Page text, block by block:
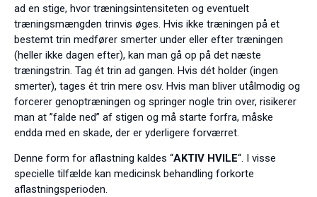
ad en stige, hvor træningsintensiteten og eventuelt
træningsmængden trinvis øges. Hvis ikke træningen på et
bestemt trin medfører smerter under eller efter træningen
(heller ikke dagen efter), kan man gå op på det næste
træningstrin. Tag ét trin ad gangen. Hvis dét holder (ingen
smerter), tages ét trin mere osv. Hvis man bliver utålmodig og
forcerer genoptræningen og springer nogle trin over, risikerer
man at ”falde ned” af stigen og må starte forfra, måske
endda med en skade, der er yderligere forværret.
Denne form for aflastning kaldes “AKTIV HVILE“. I visse
specielle tilfælde kan medicinsk behandling forkorte
aflastningsperioden.